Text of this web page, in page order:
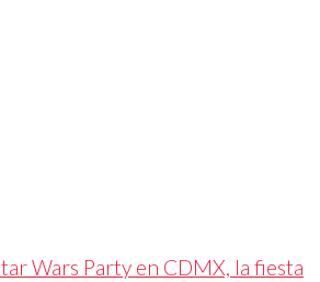
Wars Party en CDMX, la fiesta